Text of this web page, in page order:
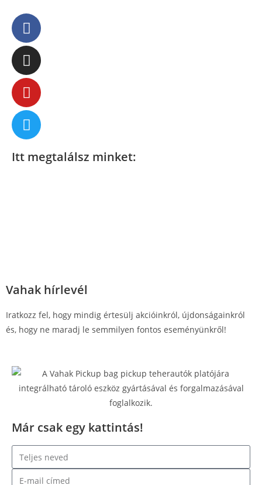
Itt megtalálsz minket:
Vahak hírlevél
Iratkozz fel, hogy mindig értesülj akcióinkról, újdonságainkról
és, hogy ne maradj le semmilyen fontos eseményünkről!
Már csak egy kattintás!